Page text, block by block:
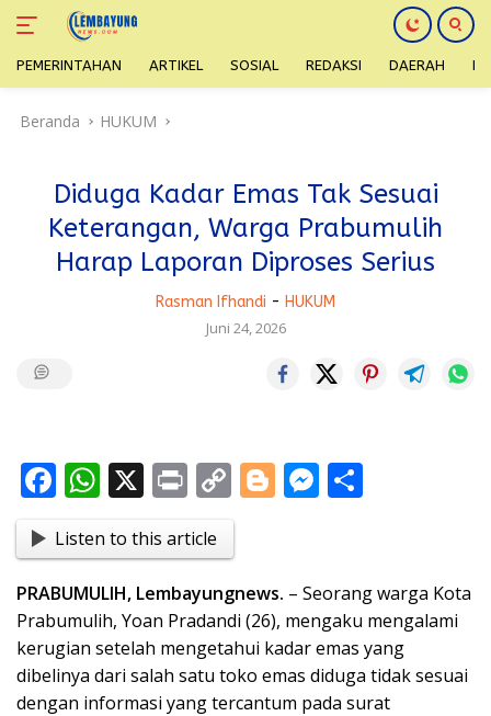
PEMERINTAHAN ARTIKEL SOSIAL REDAKSI DAERAH
Beranda HUKUM
Diduga Kadar Emas Tak Sesuai
Keterangan, Warga Prabumulih
Harap Laporan Diproses Serius
Rasman Ifhandi - HUKUM
Juni 24, 2026
F
e
b
o
o
k
W
at
s
A
p
p
X Pr
t
C
o
p
y
Li
n
k
Bl
g
er
M
e
n
g
er
e
Listen to this article
PRABUMULIH, Lembayungnews. – Seorang warga Kota
Prabumulih, Yoan Pradandi (26), mengaku mengalami
kerugian setelah mengetahui kadar emas yang
dibelinya dari salah satu toko emas diduga tidak sesuai
dengan informasi yang tercantum pada surat